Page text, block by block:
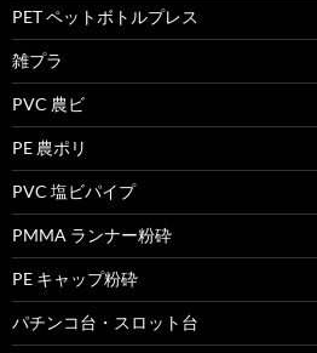
PET ペットボトルプレス
雑プラ
PVC 農ビ
PE 農ポリ
PVC 塩ビパイプ
PMMA ランナー粉砕
PE キャップ粉砕
パチンコ台・スロット台